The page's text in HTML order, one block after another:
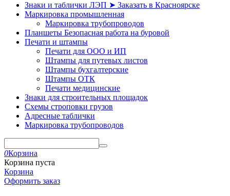
Знаки и таблички ЛЭП ➤ Заказать в Красноярске
Маркировка промышленная
Маркировка трубопроводов
Планшеты Безопасная работа на буровой
Печати и штампы
Печати для ООО и ИП
Штампы для путевых листов
Штампы бухгалтерские
Штампы ОТК
Печати медицинские
Знаки для строительных площадок
Схемы строповки грузов
Адресные таблички
Маркировка трубопроводов
0Корзина
Корзина пуста
Корзина
Оформить заказ